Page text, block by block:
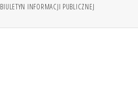
BIULETYN INFORMACJI PUBLICZNEJ